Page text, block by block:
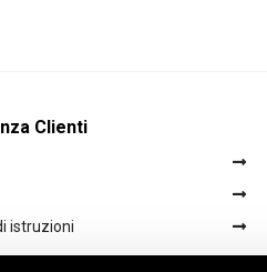
Clienti
istruzioni